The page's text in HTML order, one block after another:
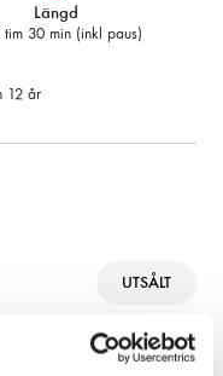
Längd
30 min (inkl paus)
12 år
UTSÅLT